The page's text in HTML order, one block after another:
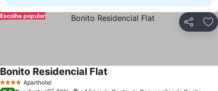
Partilhar
Escolha popular
4 EstrelasAparthotel
Bonito Residencial Flat